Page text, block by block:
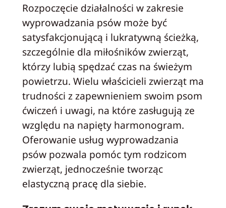
Rozpoczęcie działalności w zakresie
wyprowadzania psów może być
satysfakcjonującą i lukratywną ścieżką,
szczególnie dla miłośników zwierząt,
którzy lubią spędzać czas na świeżym
powietrzu. Wielu właścicieli zwierząt ma
trudności z zapewnieniem swoim psom
ćwiczeń i uwagi, na które zasługują ze
względu na napięty harmonogram.
Oferowanie usług wyprowadzania
psów pozwala pomóc tym rodzicom
zwierząt, jednocześnie tworząc
elastyczną pracę dla siebie.